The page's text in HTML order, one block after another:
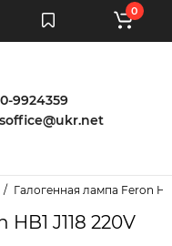
9924359
0
Галогенная лампа Feron
J118 220V